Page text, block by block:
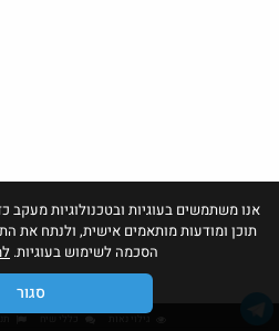
אנו משתמשים בעוגיות ובטכנולוגיות מעקב
תוכן ומודעות מותאמים אישית, ולנתח את
הסכמה לשימוש בעוגיות.
סגור